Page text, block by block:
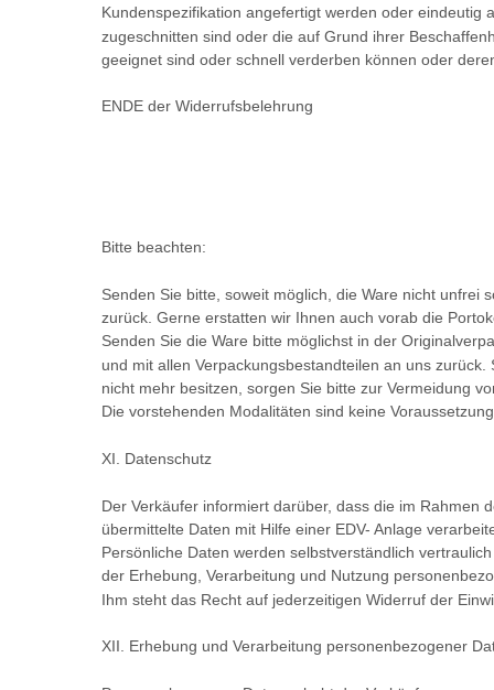
Kundenspezifikation angefertigt werden oder eindeutig
zugeschnitten sind oder die auf Grund ihrer
geeignet sind oder schnell verderben können oder
ENDE der Widerrufsbelehrung
Bitte beachten:
Senden Sie bitte, soweit möglich, die Ware nicht unfrei
zurück. Gerne erstatten wir Ihnen auch vorab die
Senden Sie die Ware bitte möglichst in der
und mit allen Verpackungsbestandteilen an uns
nicht mehr besitzen, sorgen Sie bitte zur Vermeidung
Die vorstehenden Modalitäten sind keine
XI. Datenschutz
Der Verkäufer informiert darüber, dass die im Rahmen
übermittelte Daten mit Hilfe einer EDV- Anlage
Persönliche Daten werden selbstverständlich
der Erhebung, Verarbeitung und Nutzung
Ihm steht das Recht auf jederzeitigen Widerruf der
XII. Erhebung und Verarbeitung personenbezogener